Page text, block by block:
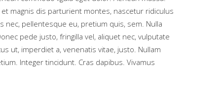
magnis dis parturient montes, nascetur ridiculus
nec, pellentesque eu, pretium quis, sem. Nulla
pede justo, fringilla vel, aliquet nec, vulputate
ut, imperdiet a, venenatis vitae, justo. Nullam
Integer tincidunt. Cras dapibus. Vivamus